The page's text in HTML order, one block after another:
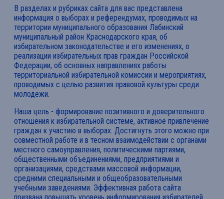
В разделах и рубриках сайта для вас представлена
информация о выборах и референдумах, проводимых на
территории муниципального образования Лабинский
муниципальный район Краснодарского края, об
избирательном законодательстве и его изменениях, о
реализации избирательных прав граждан Российской
Федерации, об основных направлениях работы
территориальной избирательной комиссии и мероприятиях,
проводимых с целью развития правовой культуры среди
молодежи.
Наша цель - формирование позитивного и доверительного
отношения к избирательной системе, активное привлечение
граждан к участию в выборах. Достигнуть этого можно при
совместной работе и в тесном взаимодействии с органами
местного самоуправления, политическими партиями,
общественными объединениями, предприятиями и
организациями, средствами массовой информации,
средними специальными и общеобразовательными
учебными заведениями. Эффективная работа сайта